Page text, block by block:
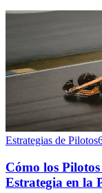
Estrategias de Pilotos
Cómo los
Estrategia en la